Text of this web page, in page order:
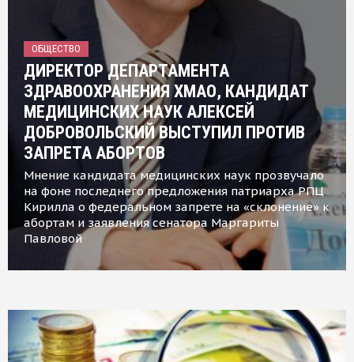
ОБЩЕСТВО
ДИРЕКТОР ДЕПАРТАМЕНТА
ЗДРАВООХРАНЕНИЯ ХМАО, КАНДИДАТ
МЕДИЦИНСКИХ НАУК АЛЕКСЕЙ
ДОБРОВОЛЬСКИЙ ВЫСТУПИЛ ПРОТИВ
ЗАПРЕТА АБОРТОВ
Мнение кандидата медицинских наук прозвучало
на фоне последнего предложения патриарха РПЦ
Кирилла о федеральном запрете на «склонение» к
абортам и заявления сенатора Маргариты
Павловой